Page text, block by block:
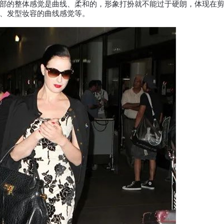
体感觉是曲线、柔和的，形象打扮就不能过于硬朗，体现在剪
发型妆容的曲线感觉等。